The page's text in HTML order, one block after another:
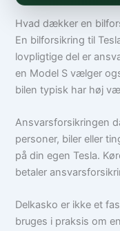
Hvad dækker en
En bilforsikring til
lovpligtige del er
en Model S vælger
bilen typisk har høj
Ansvarsforsikringen
personer, biler eller
på din egen Tesla.
betaler
Delkasko er ikke et
bruges i praksis om